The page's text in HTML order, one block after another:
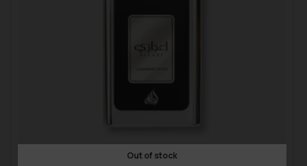
Out of stock